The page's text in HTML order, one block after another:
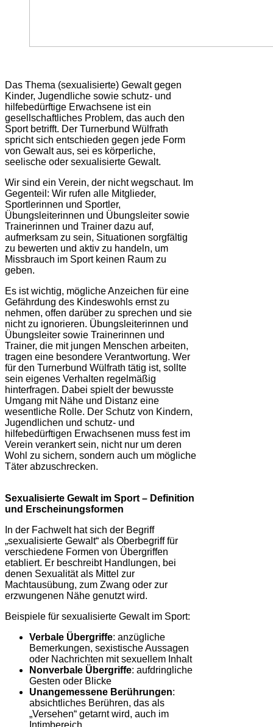
Das Thema (sexualisierte) Gewalt gegen
Kinder, Jugendliche sowie schutz- und
hilfebedürftige Erwachsene ist ein
gesellschaftliches Problem, das auch den
Sport betrifft. Der Turnerbund Wülfrath
spricht sich entschieden gegen jede Form
von Gewalt aus, sei es körperliche,
seelische oder sexualisierte Gewalt.
Wir sind ein Verein, der nicht wegschaut. Im
Gegenteil: Wir rufen alle Mitglieder,
Sportlerinnen und Sportler,
Übungsleiterinnen und Übungsleiter sowie
Trainerinnen und Trainer dazu auf,
aufmerksam zu sein, Situationen sorgfältig
zu bewerten und aktiv zu handeln, um
Missbrauch im Sport keinen Raum zu
geben.
Es ist wichtig, mögliche Anzeichen für eine
Gefährdung des Kindeswohls ernst zu
nehmen, offen darüber zu sprechen und sie
nicht zu ignorieren. Übungsleiterinnen und
Übungsleiter sowie Trainerinnen und
Trainer, die mit jungen Menschen arbeiten,
tragen eine besondere Verantwortung. Wer
für den Turnerbund Wülfrath tätig ist, sollte
sein eigenes Verhalten regelmäßig
hinterfragen. Dabei spielt der bewusste
Umgang mit Nähe und Distanz eine
wesentliche Rolle. Der Schutz von Kindern,
Jugendlichen und schutz- und
hilfebedürftigen Erwachsenen muss fest im
Verein verankert sein, nicht nur um deren
Wohl zu sichern, sondern auch um mögliche
Täter abzuschrecken.
Sexualisierte Gewalt im Sport – Definition
und Erscheinungsformen
In der Fachwelt hat sich der Begriff
„sexualisierte Gewalt“ als Oberbegriff für
verschiedene Formen von Übergriffen
etabliert. Er beschreibt Handlungen, bei
denen Sexualität als Mittel zur
Machtausübung, zum Zwang oder zur
erzwungenen Nähe genutzt wird.
Beispiele für sexualisierte Gewalt im Sport:
Verbale Übergriffe: anzügliche
Bemerkungen, sexistische Aussagen
oder Nachrichten mit sexuellem Inhalt
Nonverbale Übergriffe: aufdringliche
Gesten oder Blicke
Unangemessene Berührungen:
absichtliches Berühren, das als
„Versehen“ getarnt wird, auch im
Intimbereich